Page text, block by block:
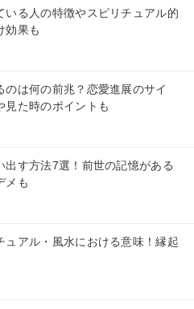
いる人の特徴やスピリチュアル的
効果も
のは何の前兆？恋愛進展のサイ
見た時のポイントも
出す方法7選！前世の記憶がある
メも
ュアル・風水における意味！縁起